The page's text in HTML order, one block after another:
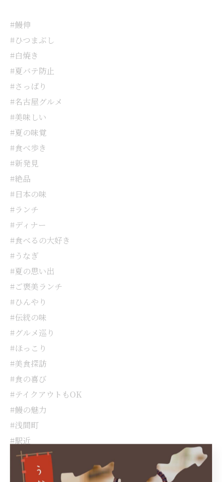
#鰻伸
#ひつまぶし
#白焼き
#夏バテ防止
#さっぱり
#名古屋グルメ
#美味しい
#夏の味覚
#食べ歩き
#新発見
#絶品
#日本の味
#ランチ
#ディナー
#食べるの大好き
#うなぎ
#夏の思い出
#ご褒美ランチ
#ひんやり
#伝統の味
#グルメ巡り
#ほっこり
#美食探訪
#食の喜び
#テイクアウトもOK
#鰻の魅力
#浅間町
#駅近
#うな丼
#大曽根